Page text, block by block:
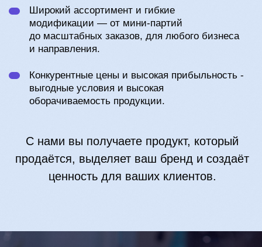
Предоставим все необходимые
документы для реализации товаров
Сделаем популярнее ваш бренд, продвинем
Доступные цены и качественная продукция
текстура, упаковка.